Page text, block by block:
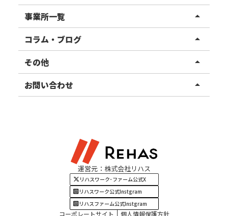
リハスワーク
リハスファーム
事業所一覧 arrow_drop_up
関東エリア
東北エリア
甲信越エリア
四国・九州エリア
コラム・ブログ arrow_drop_up
事業所ブログ
ご利用者様の声
その他 arrow_drop_up
お知らせ
お問い合わせ arrow_drop_up
運営元：株式会社リハス
リハスワーク･ファーム公式X
リハスワーク公式Instgram
リハスファーム公式Instgram
コーポレートサイト 個人情報保護方針